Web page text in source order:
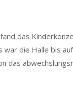
das
war die Halle bis
das